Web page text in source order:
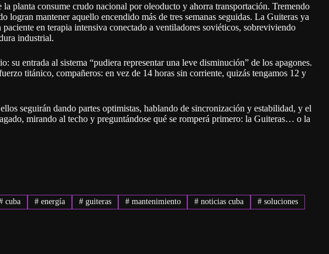
planta consume crudo nacional por oleoducto y ahorra transportación. Tremendo
logran mantener aquello encendido más de tres semanas seguidas. La Guiteras ya
en terapia intensiva conectado a ventiladores soviéticos, sobreviviendo
industrial.
entrada al sistema “pudiera representar una leve disminución” de los apagones.
titánico, compañeros: en vez de 14 horas sin corriente, quizás tengamos 12 y
seguirán dando partes optimistas, hablando de sincronización y estabilidad, y el
mirando al techo y preguntándose qué se romperá primero: la Guiteras… o la
cuba # energía #guiteras #mantenimiento # noticias cuba # soluciones